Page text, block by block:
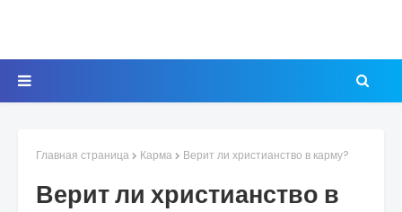
Главная страница Карма Верит ли христианство в карму?
Верит ли христианство в